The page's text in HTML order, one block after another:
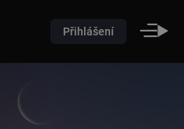
Přihlášení